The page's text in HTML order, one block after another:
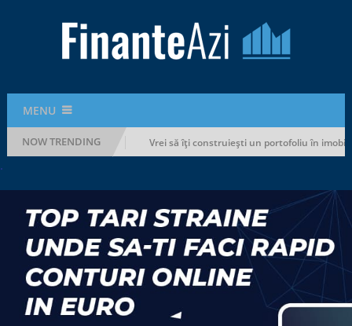
MENU
NOW TRENDING
să-ți rupi bugetul Vrei să îți construiești un portofoliu în
.